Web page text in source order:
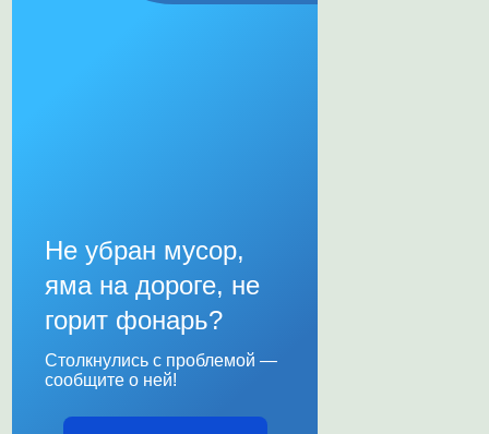
Не убран мусор,
яма на дороге, не
горит фонарь?
Столкнулись с проблемой —
сообщите о ней!